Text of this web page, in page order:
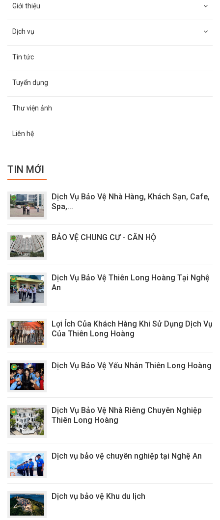
Giới thiệu
Dịch vụ
Tin tức
Tuyển dụng
Thư viện ảnh
Liên hệ
TIN MỚI
Dịch Vụ Bảo Vệ Nhà Hàng, Khách Sạn, Cafe,
Spa,...
BẢO VỆ CHUNG CƯ - CĂN HỘ
Dịch Vụ Bảo Vệ Thiên Long Hoàng Tại Nghệ
An
Lợi Ích Của Khách Hàng Khi Sử Dụng Dịch Vụ
Của Thiên Long Hoàng
Dịch Vụ Bảo Vệ Yếu Nhân Thiên Long Hoàng
Dịch Vụ Bảo Vệ Nhà Riêng Chuyên Nghiệp
Thiên Long Hoàng
Dịch vụ bảo vệ chuyên nghiệp tại Nghệ An
Dịch vụ bảo vệ Khu du lịch